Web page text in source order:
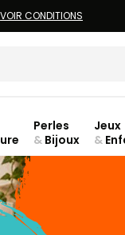
VOIR CONDITIONS
Perles
& Bijoux
Jeux
&